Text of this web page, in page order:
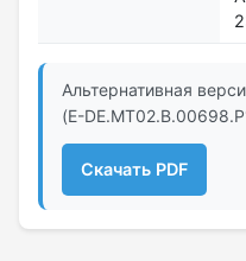
Альтернативная
(E-
Скачать PDF